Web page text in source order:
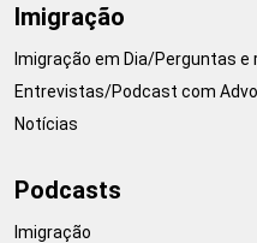
Imigração
Imigração em Dia/Perguntas e
Entrevistas/Podcast com
Notícias
Podcasts
Imigração